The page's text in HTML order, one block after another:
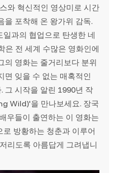
와 혁신적인 영상미로 시간
을 포착해 온 왕가위 감독.
과의 협업으로 탄생한 네
은 전 세계 수많은 영화인에
의 영화는 줄거리보다 분위
면 잊을 수 없는 매혹적인
그 시작을 알린 1990년 작
Wild)'을 만나보세요. 장국
우들이 출연하는 이 영화는
방황하는 청춘과 이루어
리도록 아름답게 그려냅니